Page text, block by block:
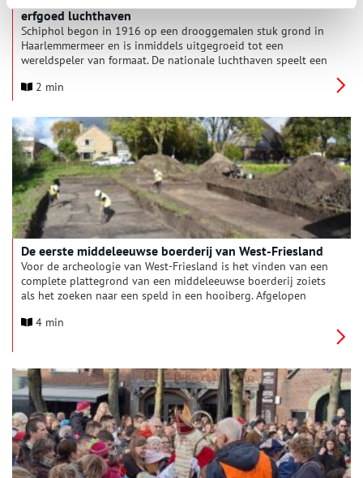
erfgoed luchthaven
Schiphol begon in 1916 op een drooggemalen stuk grond in
Haarlemmermeer en is inmiddels uitgegroeid tot een
wereldspeler van formaat. De nationale luchthaven speelt een
van de gemeente Haarlemmermeer. Daarom vindt de gemeente
behouden blijft. Reden om met Schiphol de handen ineen te
slaan. Op donderdag 20 november tekenden de twee partijen
procesafspraken over behoud, waardering en de beleidsmatige
verankering van cultuurhistorisch erfgoed op en rond
Schiphol.
2 min
De eerste middeleeuwse boerderij van West-Friesland
Voor de archeologie van West-Friesland is het vinden van een
complete plattegrond van een middeleeuwse boerderij zoiets
als het zoeken naar een speld in een hooiberg. Afgelopen
in de gemeente Hoorn eindelijk gelukt. En het blijkt ook nog
4 min